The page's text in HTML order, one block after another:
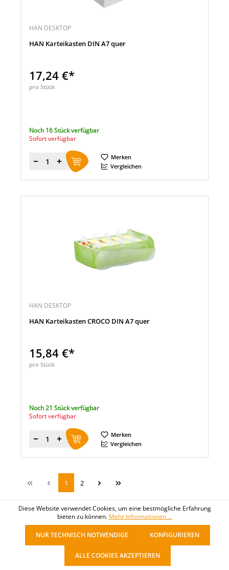
HAN DESKTOP
HAN Karteikasten DIN A7 quer
17,24 €*
pro Stück
Noch 16 Stück verfügbar
Sofort verfügbar
Menge
Merken
Vergleichen
HAN DESKTOP
HAN Karteikasten CROCO DIN A7 quer
15,84 €*
pro Stück
Noch 21 Stück verfügbar
Sofort verfügbar
Menge
Merken
Vergleichen
1 2
Diese Website verwendet Cookies, um eine bestmögliche Erfahrung
bieten zu können. Mehr Informationen ...
NUR TECHNISCH NOTWENDIGE KONFIGURIEREN
ALLE COOKIES AKZEPTIEREN